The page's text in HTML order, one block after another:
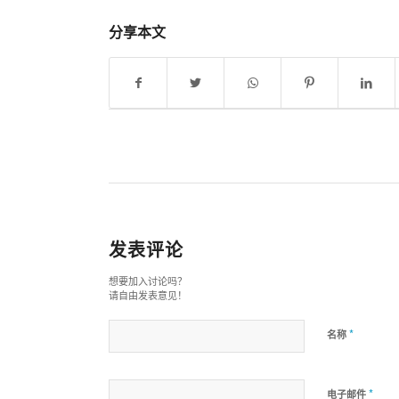
分享本文
发表评论
想要加入讨论吗？
请自由发表意见！
名称 *
电子邮件 *